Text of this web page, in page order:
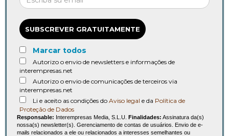
SUBSCREVER GRATUITAMENTE
Marcar todos
Autorizo o envio de newsletters e informações de
interempresas.net
Autorizo o envio de comunicações de terceiros via
interempresas.net
Li e aceito as condições do Aviso legal e da Política de
Proteção de Dados
Responsable: Interempresas Media, S.L.U. Finalidades: Assinatura da(s)
nossa(s) newsletter(s). Gerenciamento de contas de usuários. Envio de e-
mails relacionados a ele ou relacionados a interesses semelhantes ou